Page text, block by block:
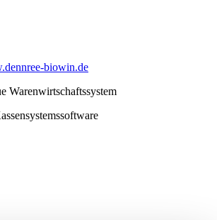
biowin.de
Warenwirtschaftssystem